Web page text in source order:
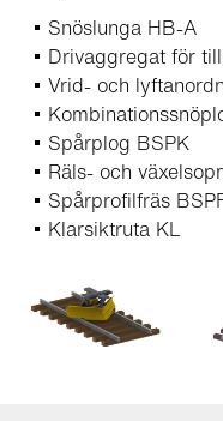
Snöslunga HB-A
Drivaggregat för
Vrid- och
Spårplog BSPK
Räls- och
Spårprofilfräs
Klarsiktruta KL